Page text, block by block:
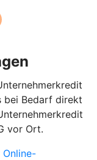
bei Bedarf direkt
vor Ort.
Online-